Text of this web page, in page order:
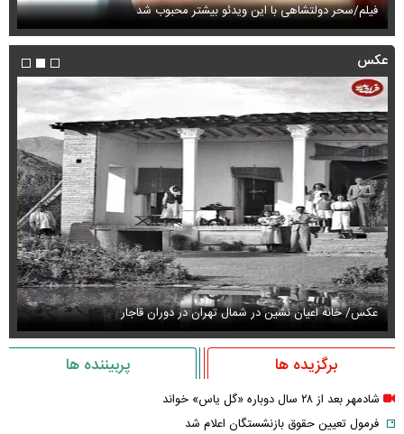
فیلم/سحر دولتشاهی با این ویدئو بیشتر محبوب شد
عکس
عکس/ خانه اعیان نشین در شمال تهران در دوران قاجار
برگزیده ها پربیننده ها
شادمهر بعد از ۲۸ سال دوباره «گل یاس» خواند
فرمول تعیین حقوق بازنشستگان اعلام شد